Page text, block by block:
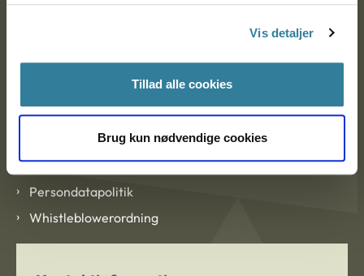
Vis detaljer
Tillad alle cookies
Brug kun nødvendige cookies
Links
Tilgængelighedserklæring
Cookies
Persondatapolitik
Whistleblowerordning